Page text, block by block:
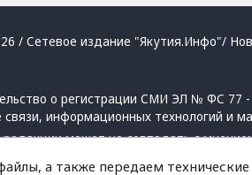
/ Сетевое издание "Якутия.Инфо"/
о регистрации СМИ ЭЛ № ФС 77
связи, информационных технологий и
может не совпадать с
материалов обязательна
а также передаем